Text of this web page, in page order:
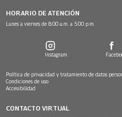
HORARIO DE ATENCIÓN
Lunes a viernes de 8:00 a.m. a 5:00 p.m.
Instagram
Política de privacidad y tratamiento de datos
Condiciones de uso
Accesibilidad
CONTACTO VIRTUAL